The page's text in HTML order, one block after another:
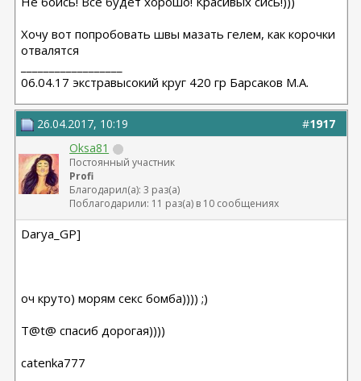
Хочу вот попробовать швы мазать гелем, как корочки
отвалятся
06.04.17 экстравысокий круг 420 гр Барсаков М.А.
#1917
26.04.2017, 10:19
Oksa81
Постоянный участник
Profi
Благодарил(а): 3 раз(а)
Поблагодарили: 11 раз(а) в 10 сообщениях
Darya_GP]
оч круто) морям секс бомба)))) ;)
T@t@ cпасиб дорогая))))
catenka777